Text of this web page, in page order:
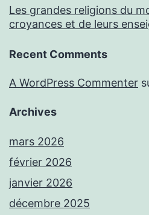
Les grandes religions du
croyances et de leurs
Recent Comments
A WordPress Commenter
Archives
mars 2026
février 2026
janvier 2026
décembre 2025